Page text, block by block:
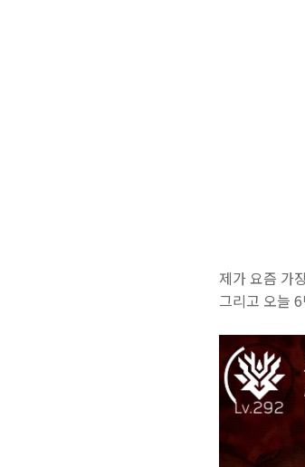
제가 요즘 가
그리고 오늘